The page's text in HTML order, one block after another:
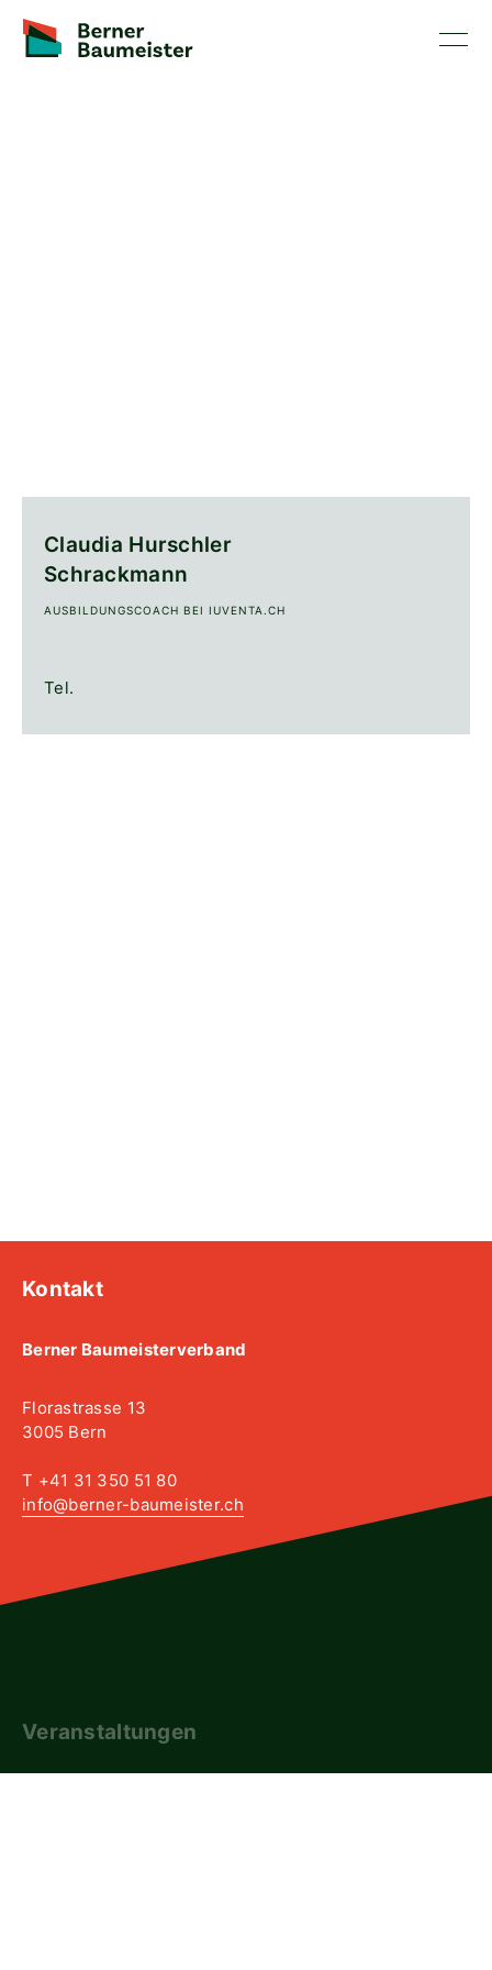
Claudia Hurschler
Schrackmann
AUSBILDUNGSCOACH BEI IUVENTA.CH
Tel.
Kontakt
Berner Baumeisterverband
Florastrasse 13
3005 Bern
T +41 31 350 51 80
info@berner-baumeister.ch
Veranstaltungen